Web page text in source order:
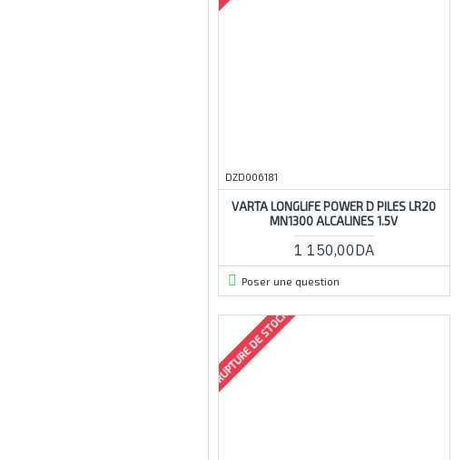
DZD006181
VARTA LONGLIFE POWER D PILES LR20
MN1300 ALCALINES 1.5V
1 150,00DA
Poser une question
RUPTURE DE STOCK